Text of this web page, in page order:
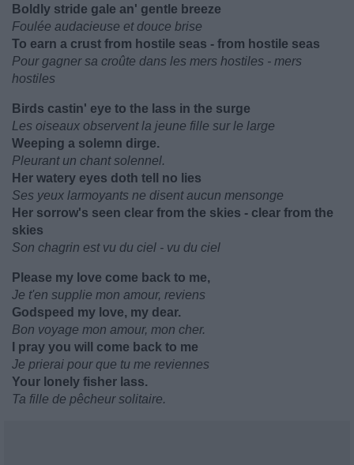
Boldly stride gale an' gentle breeze
Foulée audacieuse et douce brise
To earn a crust from hostile seas - from hostile seas
Pour gagner sa croûte dans les mers hostiles - mers
hostiles
Birds castin' eye to the lass in the surge
Les oiseaux observent la jeune fille sur le large
Weeping a solemn dirge.
Pleurant un chant solennel.
Her watery eyes doth tell no lies
Ses yeux larmoyants ne disent aucun mensonge
Her sorrow's seen clear from the skies - clear from the
skies
Son chagrin est vu du ciel - vu du ciel
Please my love come back to me,
Je t'en supplie mon amour, reviens
Godspeed my love, my dear.
Bon voyage mon amour, mon cher.
I pray you will come back to me
Je prierai pour que tu me reviennes
Your lonely fisher lass.
Ta fille de pêcheur solitaire.